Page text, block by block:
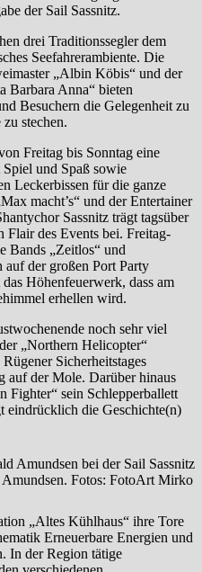
der Sail Sassnitz.
drei Traditionssegler dem
Seefahrerambiente. Die
„Albin Köbis“ und der
Barbara Anna“ bieten
Besuchern die Gelegenheit zu
stechen.
Freitag bis Sonntag eine
und Spaß sowie
Leckerbissen für die ganze
macht’s“ und der Entertainer
Sassnitz trägt tagsüber
Flair des Events bei. Freitag-
Bands „Zeitlos“ und
auf der großen Port Party
Höhenfeuerwerk, dass am
erhellen wird.
noch sehr viel
„Northern Helicopter“
Sicherheitstages
auf der Mole. Darüber hinaus
Fighter“ sein Schlepperballett
eindrücklich die Geschichte(n)
Amundsen. Fotos: FotoArt Mirko
„Altes Kühlhaus“ ihre Tore
Erneuerbare Energien und
In der Region tätige